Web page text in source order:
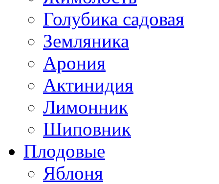
Голубика садовая
Земляника
Арония
Актинидия
Лимонник
Шиповник
Плодовые
Яблоня